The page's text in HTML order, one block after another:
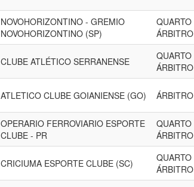
NOVOHORIZONTINO - GREMIO
NOVOHORIZONTINO (SP)
QUARTO
ÁRBITRO
CLUBE ATLÉTICO SERRANENSE
QUARTO
ÁRBITRO
ATLETICO CLUBE GOIANIENSE (GO) ÁRBITRO
OPERARIO FERROVIARIO ESPORTE
CLUBE - PR
QUARTO
ÁRBITRO
CRICIUMA ESPORTE CLUBE (SC)
QUARTO
ÁRBITRO